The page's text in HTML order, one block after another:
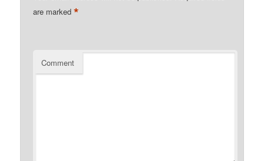
are marked*
Comment